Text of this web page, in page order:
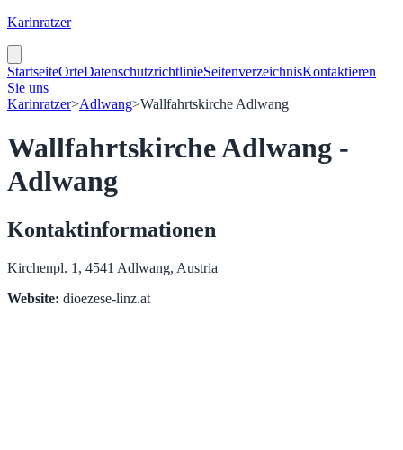
Karinratzer
StartseiteOrteDatenschutzrichtlinieSeitenverzeichnisKontaktieren
Sie uns
Karinratzer>Adlwang>Wallfahrtskirche Adlwang
Wallfahrtskirche Adlwang -
Adlwang
Kontaktinformationen
Kirchenpl. 1, 4541 Adlwang, Austria
Website: dioezese-linz.at